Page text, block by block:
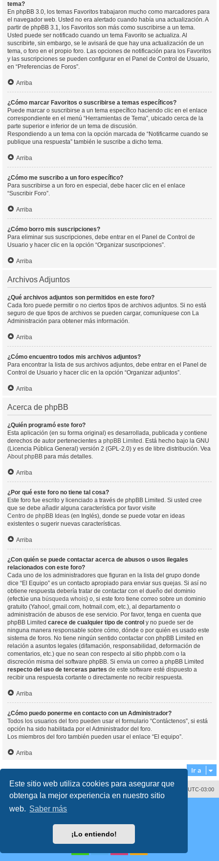
Este sitio web utiliza cookies para asegurar que
obtenga la mejor experiencia en nuestro sitio
web. Saber más
¡Lo entiendo!
tema?
En phpBB 3.0, los temas Favoritos trabajaron mucho como marcadores para
el navegador web. Usted no era alertado cuando había una actualización. A
partir de phpBB 3.1, los Favoritos son más como suscribirse a un tema.
Usted puede ser notificado cuando un tema Favorito se actualiza. Al
suscribirte, sin embargo, se le avisará de que hay una actualización de un
tema, o foro en el propio foro. Las opciones de notificación para los Favoritos
y las suscripciones se pueden configurar en el Panel de Control de Usuario,
en “Preferencias de Foros”.
Arriba
¿Cómo marcar Favoritos o suscribirse a temas específicos?
Puede marcar o suscribirse a un tema específico haciendo clic en el enlace
correspondiente en el menú “Herramientas de Tema”, ubicado cerca de la
parte superior e inferior de un tema de discusión.
Respondiendo a un tema con la opción marcada de “Notificarme cuando se
publique una respuesta” también le suscribe a dicho tema.
Arriba
¿Cómo me suscribo a un foro específico?
Para suscribirse a un foro en especial, debe hacer clic en el enlace
“Suscribir Foro”.
Arriba
¿Cómo borro mis suscripciones?
Para eliminar sus suscripciones, debe entrar en el Panel de Control de
Usuario y hacer clic en la opción “Organizar suscripciones”.
Arriba
Archivos Adjuntos
¿Qué archivos adjuntos son permitidos en este foro?
Cada foro puede permitir o no ciertos tipos de archivos adjuntos. Si no está
seguro de que tipos de archivos se pueden cargar, comuníquese con La
Administración para obtener más información.
Arriba
¿Cómo encuentro todos mis archivos adjuntos?
Para encontrar la lista de sus archivos adjuntos, debe entrar en el Panel de
Control de Usuario y hacer clic en la opción “Organizar adjuntos”.
Arriba
Acerca de phpBB
¿Quién programó este foro?
Esta aplicación (en su forma original) es desarrollada, publicada y contiene
derechos de autor pertenecientes a phpBB Limited . Está hecho bajo la GNU
(Licencia Pública General) versión 2 (GPL-2.0) y es de libre distribución. Vea
About phpBB para más detalles.
Arriba
¿Por qué este foro no tiene tal cosa?
Este foro fue escrito y licenciado a través de phpBB Limited. Si usted cree
que se debe añadir alguna característica por favor visite
Centro de phpBB Ideas (en Inglés), donde se puede votar en ideas
existentes o sugerir nuevas características.
Arriba
¿Con quién se puede contactar acerca de abusos o usos ilegales
relacionados con este foro?
Cada uno de los administradores que figuran en la lista del grupo donde
dice “El Equipo” es un contacto apropiado para enviar sus quejas. Si así no
obtiene respuesta debería tratar de contactar con el dueño del dominio
(efectúe una búsqueda whois) o, si este foro tiene correo sobre un dominio
gratuito (Yahoo!, gmail.com, hotmail.com, etc.), al departamento o
administración de abusos de ese servicio. Por favor, tenga en cuenta que
phpBB Limited carece de cualquier tipo de control y no puede ser de
ninguna manera responsable sobre cómo, dónde o por quién es usado este
sistema de foros. No tiene ningún sentido contactar con phpBB Limited en
relación a asuntos legales (difamación, responsabilidad, deformación de
comentarios, etc.) que no sean con respecto al sitio phpbb.com o la
discreción misma del software phpBB. Si envia un correo a phpBB Limited
respecto del uso de terceras partes de este software esté dispuesto a
recibir una respuesta cortante o directamente no recibir respuesta.
Arriba
¿Cómo puedo ponerme en contacto con un Administrador?
Todos los usuarios del foro pueden usar el formulario “Contáctenos”, si está
opción ha sido habilitada por el Administrador del foro.
Los miembros del foro también pueden usar el enlace “El equipo”.
Arriba
Ir a
Todos los horarios son UTC-03:00
Borrar cookies
Desarrollado por
® Forum Software © phpBB Limited
Traducción al español porphpBB España
Condiciones